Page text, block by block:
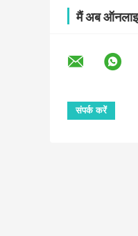
मैं अब